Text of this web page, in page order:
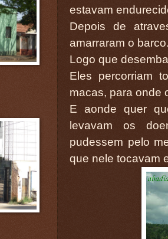
estavam
Depois de
amarraram o
Logo que
Eles percorriam
macas, para onde
E aonde quer
levavam os
pudessem pelo
que nele tocavam